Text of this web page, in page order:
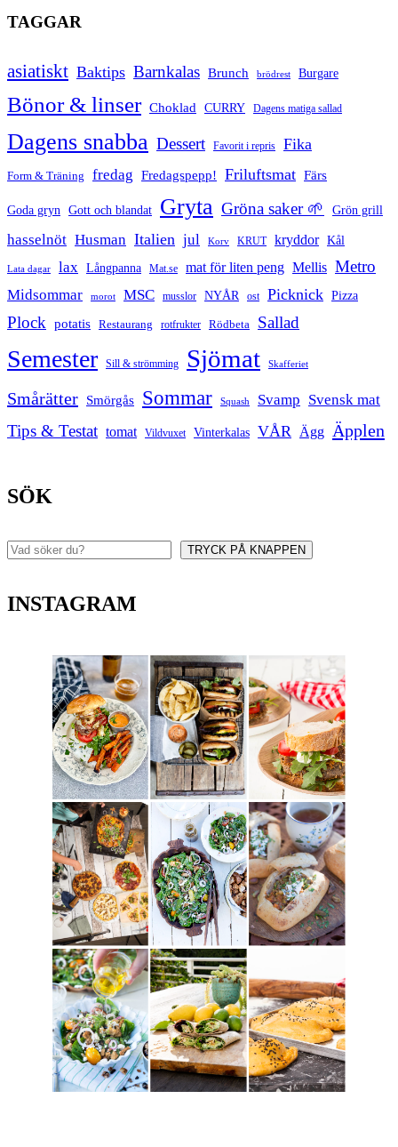
TAGGAR
asiatiskt Baktips Barnkalas Brunch brödrest Burgare
Bönor & linser Choklad CURRY Dagens matiga sallad
Dagens snabba Dessert Favorit i repris Fika
Form & Träning fredag Fredagspepp! Friluftsmat Färs
Goda gryn Gott och blandat Gryta Gröna saker 🌱 Grön grill
hasselnöt Husman Italien jul Korv KRUT kryddor Kål
Lata dagar lax Långpanna Mat.se mat för liten peng Mellis Metro
Midsommar morot MSC musslor NYÅR ost Picknick Pizza
Plock potatis Restaurang rotfrukter Rödbeta Sallad
Semester Sill & strömming Sjömat Skafferiet
Smårätter Smörgås Sommar Squash Svamp Svensk mat
Tips & Testat tomat Vildvuxet Vinterkalas VÅR Ägg Äpplen
SÖK
Sök TRYCK PÅ KNAPPEN
INSTAGRAM